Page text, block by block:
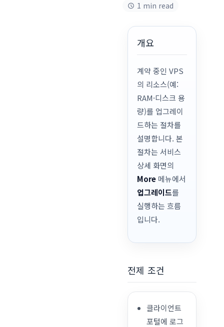
1 min read
개요
계약 중인 VPS
의 리소스(예:
RAM·디스크 용
량)를 업그레이
드하는 절차를
설명합니다. 본
절차는 서비스
상세 화면의
More 메뉴에서
업그레이드를
실행하는 흐름
입니다.
전제 조건
클라이언트
포털에 로그